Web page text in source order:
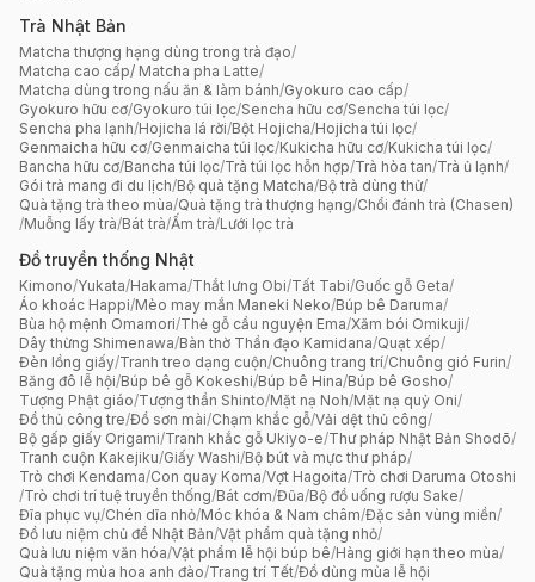
Trà Nhật Bản
Matcha thượng hạng dùng trong trà đạo/
Matcha cao cấp/ Matcha pha Latte/
Matcha dùng trong nấu ăn & làm bánh/Gyokuro cao cấp/
Gyokuro hữu cơ/Gyokuro túi lọc/Sencha hữu cơ/Sencha túi lọc/
Sencha pha lạnh/Hojicha lá rời/Bột Hojicha/Hojicha túi lọc/
Genmaicha hữu cơ/Genmaicha túi lọc/Kukicha hữu cơ/Kukicha túi lọc/
Bancha hữu cơ/Bancha túi lọc/Trà túi lọc hỗn hợp/Trà hòa tan/Trà ủ lạnh/
Gói trà mang đi du lịch/Bộ quà tặng Matcha/Bộ trà dùng thử/
Quà tặng trà theo mùa/Quà tặng trà thượng hạng/Chổi đánh trà (Chasen)
/Muỗng lấy trà/Bát trà/Ấm trà/Lưới lọc trà
Đồ truyền thống Nhật
Kimono/Yukata/Hakama/Thắt lưng Obi/Tất Tabi/Guốc gỗ Geta/
Áo khoác Happi/Mèo may mắn Maneki Neko/Búp bê Daruma/
Bùa hộ mệnh Omamori/Thẻ gỗ cầu nguyện Ema/Xăm bói Omikuji/
Dây thừng Shimenawa/Bàn thờ Thần đạo Kamidana/Quạt xếp/
Đèn lồng giấy/Tranh treo dạng cuộn/Chuông trang trí/Chuông gió Furin/
Băng đô lễ hội/Búp bê gỗ Kokeshi/Búp bê Hina/Búp bê Gosho/
Tượng Phật giáo/Tượng thần Shinto/Mặt nạ Noh/Mặt nạ quỷ Oni/
Đồ thủ công tre/Đồ sơn mài/Chạm khắc gỗ/Vải dệt thủ công/
Bộ gấp giấy Origami/Tranh khắc gỗ Ukiyo-e/Thư pháp Nhật Bản Shodō/
Tranh cuộn Kakejiku/Giấy Washi/Bộ bút và mực thư pháp/
Trò chơi Kendama/Con quay Koma/Vợt Hagoita/Trò chơi Daruma Otoshi
/Trò chơi trí tuệ truyền thống/Bát cơm/Đũa/Bộ đồ uống rượu Sake/
Đĩa phục vụ/Chén dĩa nhỏ/Móc khóa & Nam châm/Đặc sản vùng miền/
Đồ lưu niệm chủ đề Nhật Bản/Vật phẩm quà tặng nhỏ/
Quà lưu niệm văn hóa/Vật phẩm lễ hội búp bê/Hàng giới hạn theo mùa/
Quà tặng mùa hoa anh đào/Trang trí Tết/Đồ dùng mùa lễ hội